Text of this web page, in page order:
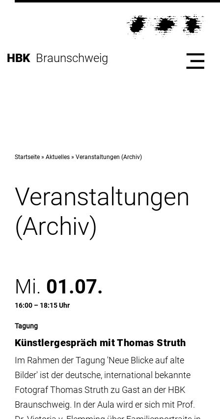
Inhalt
zur
Direkt
HBK Braunschweig
Hochschule
Studium
Institute
Infrastruktur
meinstudium
Startseite Aktuelles Veranstaltungen (Archiv)
Veranstaltungen
(Archiv)
Mi. 01.07.
16:00 – 18:15 Uhr
Tagung
Künstlergespräch mit Thomas Struth
Im Rahmen der Tagung 'Neue Blicke auf alte
Bilder' ist der deutsche, international bekannte
Fotograf Thomas Struth zu Gast an der HBK
Braunschweig. In der Aula wird er sich mit Prof.